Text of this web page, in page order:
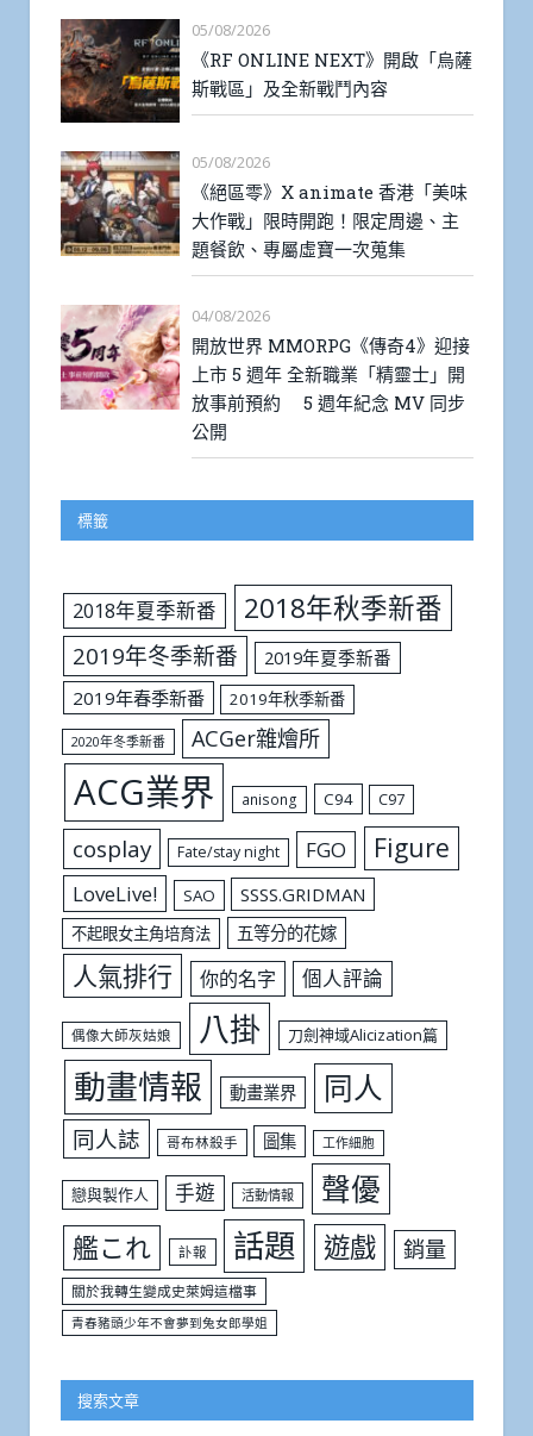
05/08/2026
《RF ONLINE NEXT》開啟「烏薩
斯戰區」及全新戰鬥內容
05/08/2026
《絕區零》X animate 香港「美味
大作戰」限時開跑！限定周邊、主
題餐飲、專屬虛寶一次蒐集
04/08/2026
開放世界 MMORPG《傳奇4》迎接
上市 5 週年 全新職業「精靈士」開
放事前預約 5 週年紀念 MV 同步
公開
標籤
2018年夏季新番 2018年秋季新番
2019年冬季新番
2019年夏季新番
2019年春季新番
2019年秋季新番
2020年冬季新番 ACGer雜燴所
ACG業界 anisong C94 C97
cosplay Fate/stay night FGO Figure
LoveLive! SAO SSSS.GRIDMAN
不起眼女主角培育法 五等分的花嫁
人氣排行 你的名字 個人評論
偶像大師灰姑娘 八掛 刀劍神域Alicization篇
動畫情報 動畫業界 同人
同人誌 哥布林殺手 圖集 工作細胞
戀與製作人 手遊 活動情報 聲優
艦これ 訃報 話題 遊戲 銷量
關於我轉生變成史萊姆這檔事
青春豬頭少年不會夢到兔女郎學姐
搜索文章